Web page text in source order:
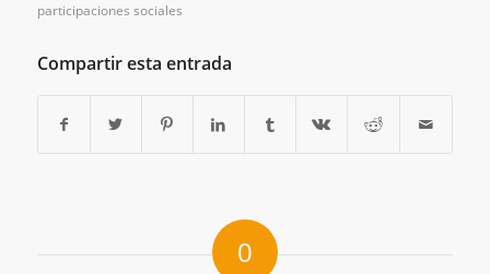
participaciones sociales
Compartir esta entrada
0